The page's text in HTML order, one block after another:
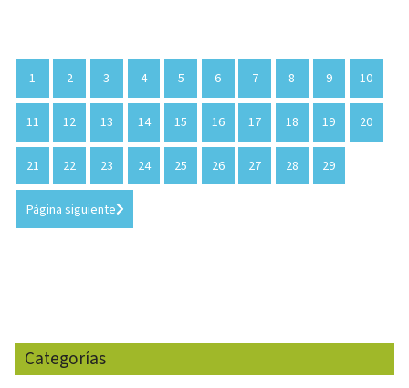
1 2 3 4 5 6 7 8 9 10
11 12 13 14 15 16 17 18 19 20
21 22 23 24 25 26 27 28 29
Página siguiente
Categorías